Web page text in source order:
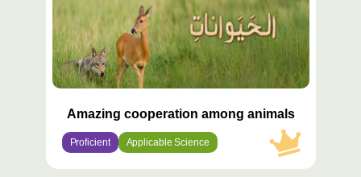
Amazing cooperation among animals
Proficient Applicable Science